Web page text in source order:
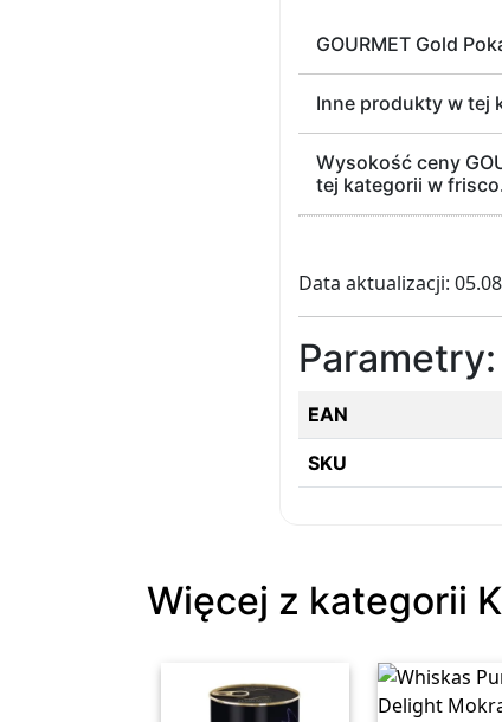
GOURMET Gold
Inne produkty w tej
Wysokość ceny
tej kategorii w
Data aktualizacji:
Parametry:
EAN
SKU
Więcej z kategorii